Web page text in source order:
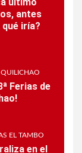
último
antes
iría?
Ferias de
EL TAMBO
en el